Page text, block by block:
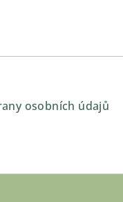
osobních údajů